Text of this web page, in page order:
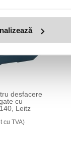
desfacere
cu
Leitz
cu TVA)